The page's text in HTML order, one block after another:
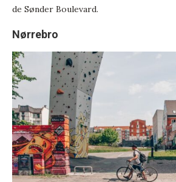
de Sønder Boulevard.
Nørrebro